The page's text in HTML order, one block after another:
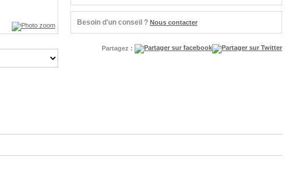
Besoin d'un conseil ? Nous contacter
Partagez :